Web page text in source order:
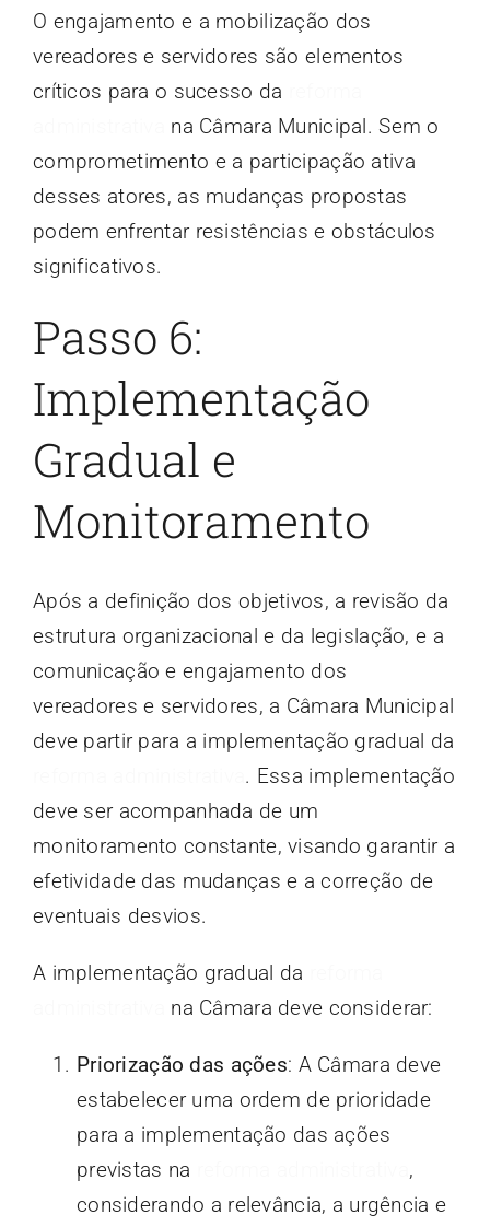
O engajamento e a mobilização dos
vereadores e servidores são elementos
críticos para o sucesso da
na Câmara Municipal. Sem o
comprometimento e a participação ativa
desses atores, as mudanças propostas
podem enfrentar resistências e obstáculos
significativos.
Passo 6:
Implementação
Gradual e
Monitoramento
Após a definição dos objetivos, a revisão da
estrutura organizacional e da legislação, e a
comunicação e engajamento dos
vereadores e servidores, a Câmara Municipal
deve partir para a implementação gradual da
. Essa implementação
deve ser acompanhada de um
monitoramento constante, visando garantir a
efetividade das mudanças e a correção de
eventuais desvios.
A implementação gradual da
na Câmara deve considerar:
Priorização das ações: A Câmara deve
estabelecer uma ordem de prioridade
para a implementação das ações
previstas na
,
considerando a relevância, a urgência e